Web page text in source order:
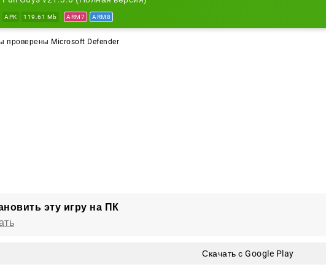
свой вкус и соберёт уникального бойца для очередного безумного
APK 119.61 Mb ARM7 ARM8
проверены Microsoft Defender
эту игру на ПК
Скачать с Google Play